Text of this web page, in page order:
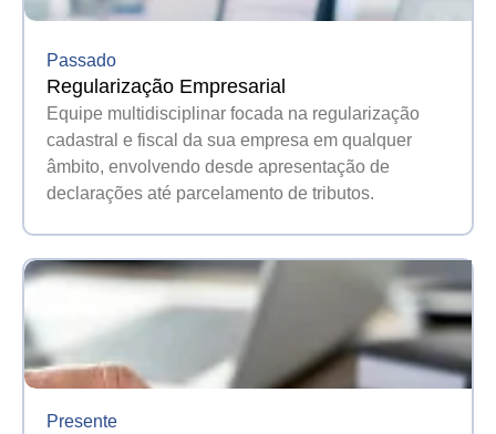
Passado
Regularização Empresarial
Equipe multidisciplinar focada na regularização
cadastral e fiscal da sua empresa em qualquer
âmbito, envolvendo desde apresentação de
declarações até parcelamento de tributos.
Presente